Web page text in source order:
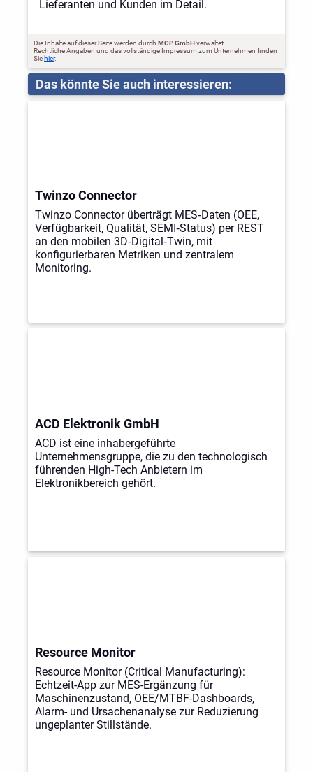
Lieferanten und Kunden im Detail.
Die Inhalte auf dieser Seite werden durch MCP GmbHverwaltet.
Rechtliche Angaben und das vollständige Impressum zum Unternehmen finden
Sie hier.
Das könnte Sie auch interessieren:
Twinzo Connector
Twinzo Connector überträgt MES‑Daten (OEE,
Verfügbarkeit, Qualität, SEMI‑Status) per REST
an den mobilen 3D‑Digital‑Twin, mit
konfigurierbaren Metriken und zentralem
Monitoring.
ACD Elektronik GmbH
ACD ist eine inhabergeführte
Unternehmensgruppe, die zu den technologisch
führenden High-Tech Anbietern im
Elektronikbereich gehört.
Resource Monitor
Resource Monitor (Critical Manufacturing):
Echtzeit-App zur MES-Ergänzung für
Maschinenzustand, OEE/MTBF-Dashboards,
Alarm- und Ursachenanalyse zur Reduzierung
ungeplanter Stillstände.